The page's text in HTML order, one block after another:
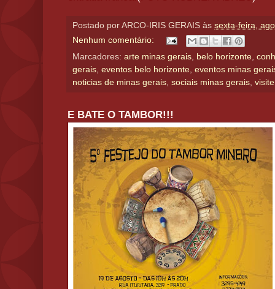
Postado por ARCO-IRIS GERAIS às sexta-feira,
Nenhum comentário:
Marcadores: arte minas gerais, belo horizonte,
gerais, eventos belo horizonte, eventos minas
noticias de minas gerais, sociais minas gerais,
E BATE O TAMBOR!!!